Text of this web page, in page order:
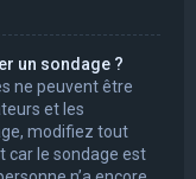
un sondage ?
ne peuvent être
et les
modifiez tout
car le sondage est